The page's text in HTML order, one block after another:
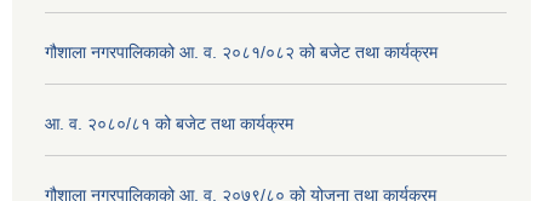
गौशाला नगरपालिकाको आ. व. २०८१/०८२ को बजेट तथा कार्यक्रम
आ. व. २०८०/८१ को बजेट तथा कार्यक्रम
गौशाला नगरपालिकाको आ. व. २०७९/८० को योजना तथा कार्यक्रम